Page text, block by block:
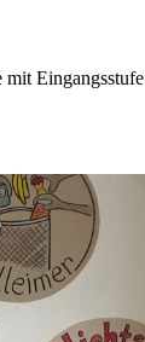
Eingangsstufe